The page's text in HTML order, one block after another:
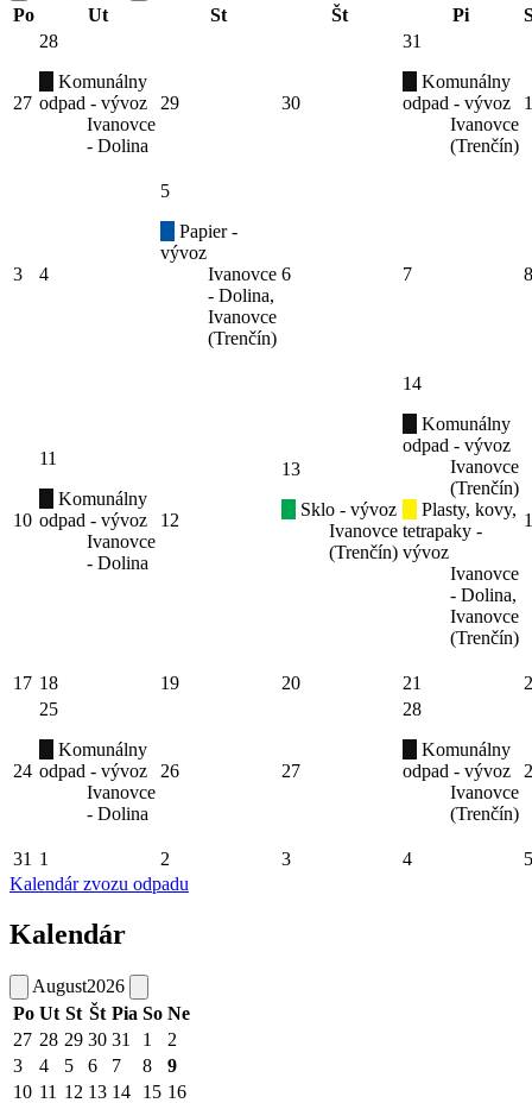
Po
Ut St Št Pi
27
28
Komunálny
odpad - vývoz
Ivanovce
- Dolina
29 30
31
Komunálny
odpad - vývoz
Ivanovce
(Trenčín)
1
3 4
5
Papier -
vývoz
Ivanovce
- Dolina,
Ivanovce
(Trenčín)
6 7 8
10
11
Komunálny
odpad - vývoz
Ivanovce
- Dolina
12
13
Sklo - vývoz
Ivanovce
(Trenčín)
14
Komunálny
odpad - vývoz
Ivanovce
(Trenčín)
Plasty, kovy,
tetrapaky -
vývoz
Ivanovce
- Dolina,
Ivanovce
(Trenčín)
17 18 19 20 21
24
25
Komunálny
odpad - vývoz
Ivanovce
- Dolina
26 27
28
Komunálny
odpad - vývoz
Ivanovce
(Trenčín)
31 1 2 3 4
5
Kalendár zvozu odpadu
Kalendár
August2026
Po Ut St Št Pia So Ne
27 28 29 30 31 1
2
3
4 5 6 7 8
9
10 11 12 13 14 15 16